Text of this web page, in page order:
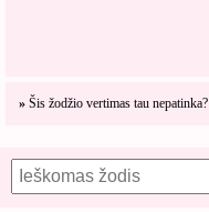
» Šis žodžio vertimas tau nepatinka?